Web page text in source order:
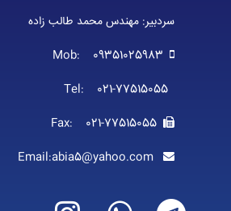
سردبیر: مهندس محمد طالب زاده